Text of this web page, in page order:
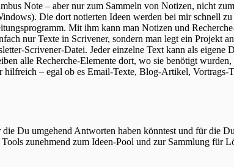
Note – aber nur zum Sammeln von Notizen, nicht
Die dort notierten Ideen werden bei mir schnell zu
Mit ihm kann man Notizen und
nur Texte in Scrivener, sondern man legt ein Projekt
Scrivener-Datei. Jeder einzelne Text kann als eigene
alle Recherche-Elemente dort, wo sie benötigt
– egal ob es Email-Texte, Blog-Artikel, Vortrags-
Du umgehend Antworten haben könntest und für die
zunehmend zum Ideen-Pool und zur Sammlung für